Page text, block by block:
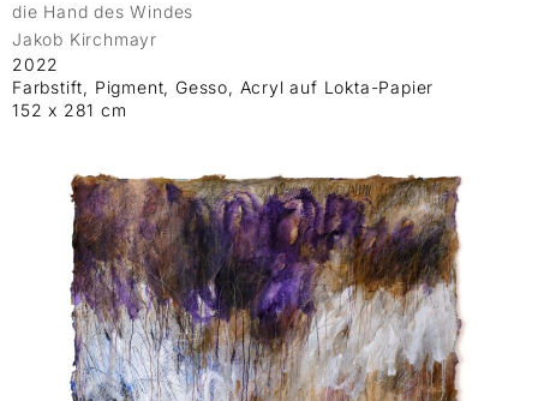
die Hand des Windes
Jakob Kirchmayr
2022
Farbstift, Pigment, Gesso, Acryl auf Lokta-Papier
152 x 281 cm